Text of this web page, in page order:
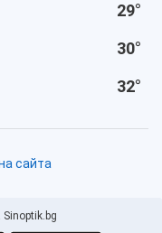
29°
30°
32°
сайта